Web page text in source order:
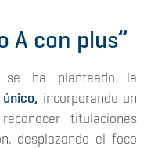
A con plus”
se ha planteado la
incorporando un
titulaciones
desplazando el foco